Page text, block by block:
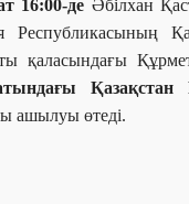
16:00-де Әбілхан
қаласындағы
ашылуы өтеді.